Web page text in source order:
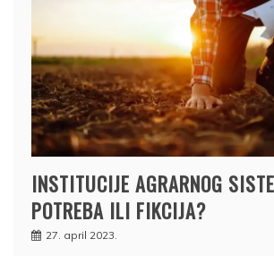
INSTITUCIJE AGRARNOG
POTREBA ILI FIKCIJA?
27. april 2023.